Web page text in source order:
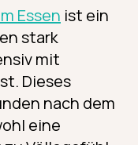
Essen ist ein
stark
mit
Dieses
nach dem
eine